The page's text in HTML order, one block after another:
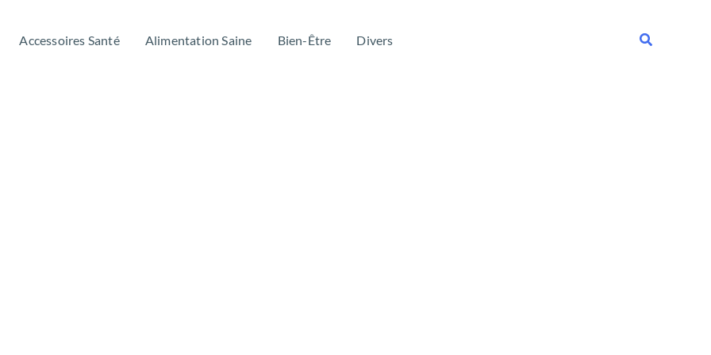
Accessoires Santé Alimentation Saine Bien-Être Divers Rechercher